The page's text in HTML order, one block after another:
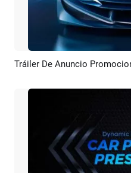
Previsualizar